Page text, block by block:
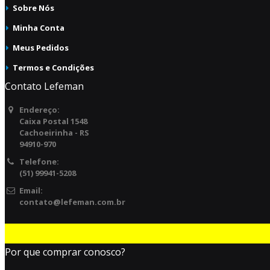
Sobre Nós
Minha Conta
Meus Pedidos
Termos e Condições
Contato Lefeman
Endereço:
Caixa Postal 1548
Cachoeirinha - RS
94910-970
Telefone:
(51) 99941-5208
Email:
contato@lefeman.com.br
Por que comprar conosco?